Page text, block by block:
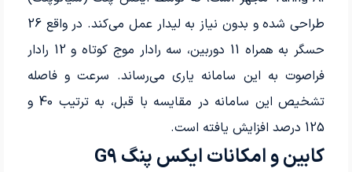
طراحی شده و بدون نیاز به لیدار عمل می‌کند. در واقع 26
حسگر به همراه 11 دوربین، سه رادار موج کوتاه و 12 رادار
فراصوت به این سامانه یاری می‌رساند. سرعت و فاصله
تشخیص این سامانه در مقایسه با قبل، به ترتیب 40 و
125 درصد افزایش یافته است.
کابین و امکانات ایکس پنگ G9